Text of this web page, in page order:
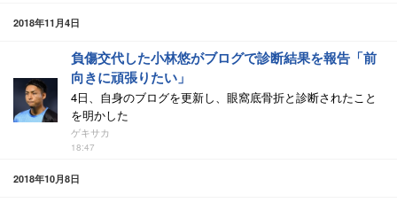
2018年11月4日
負傷交代した小林悠がブログで診断結果を報告「前
向きに頑張りたい」
4日、自身のブログを更新し、眼窩底骨折と診断されたこと
を明かした
ゲキサカ
18:47
2018年10月8日